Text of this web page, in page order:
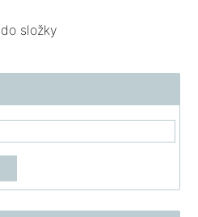
složky